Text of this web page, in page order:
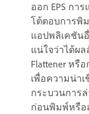
ออก EPS กา
โต้ตอบการพิ
แอปพลิเคชันอื่
แน่ใจว่าได้ผ
Flattener หรื
เพื่อความน่า
กระบวนการล่
ก่อนพิมพ์หรือ